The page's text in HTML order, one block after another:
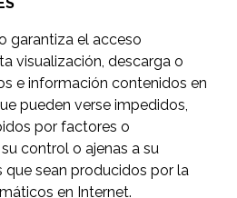
garantiza el acceso
visualización, descarga o
e información contenidos en
pueden verse impedidos,
por factores o
control o ajenas a su
que sean producidos por la
en Internet.